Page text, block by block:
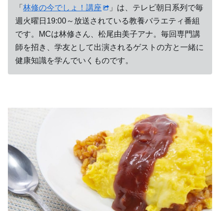
「 林修の今でしょ！講座
」は、テレビ朝日系列で毎
週火曜日19:00～放送されている教養バラエティ番組
です。MCは林修さん、松尾由美子アナ。毎回専門講
師を招き、学友として出演されるゲストの方と一緒に
健康知識を学んでいくものです。